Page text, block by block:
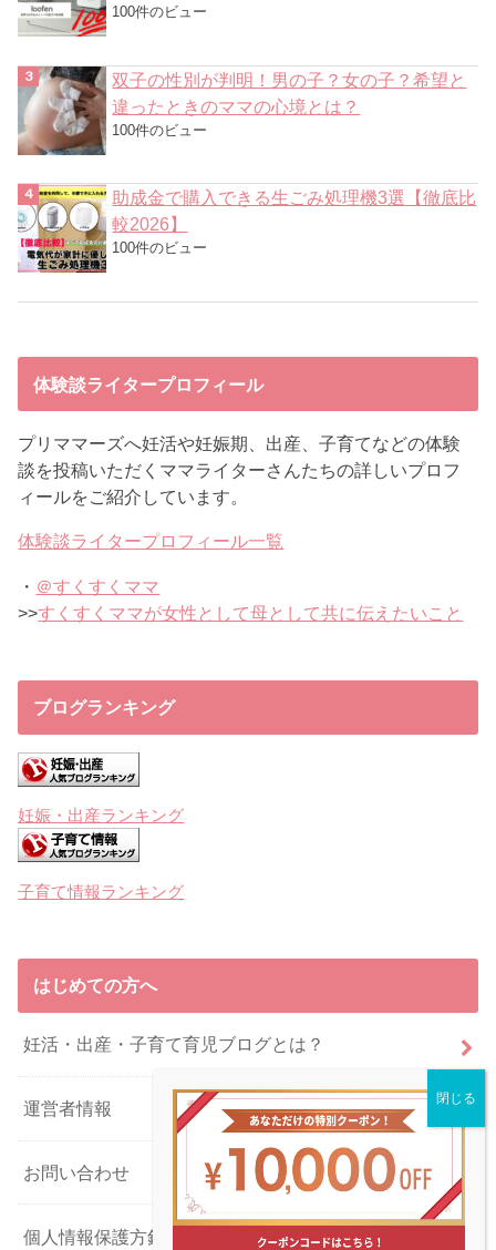
100件のビュー
双子の性別が判明！男の子？女の子？希望と
違ったときのママの心境とは？
100件のビュー
助成金で購入できる生ごみ処理機3選【徹底比
較2026】
100件のビュー
体験談ライタープロフィール
プリママーズへ妊活や妊娠期、出産、子育てなどの体験
談を投稿いただくママライターさんたちの詳しいプロフ
ィールをご紹介しています。
体験談ライタープロフィール一覧
・ ＠すくすくママ
>>すくすくママが女性として母として共に伝えたいこと
ブログランキング
妊娠・出産ランキング
子育て情報ランキング
はじめての方へ
妊活・出産・子育て育児ブログとは？
運営者情報
お問い合わせ
個人情報保護方針